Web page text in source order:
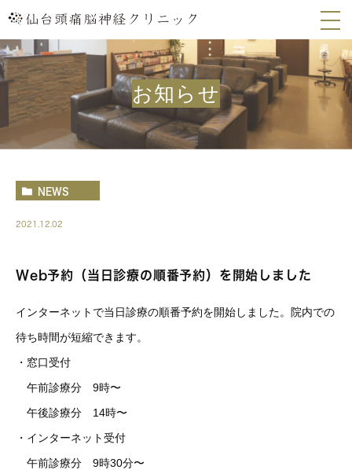
お知らせ
NEWS
2021.12.02
Web予約（当日診療の順番予約）を開始しました
インターネットで当日診療の順番予約を開始しました。院内での
待ち時間が短縮できます。
・窓口受付
午前診療分 9時〜
午後診療分 14時〜
・インターネット受付
午前診療分 9時30分〜